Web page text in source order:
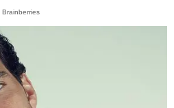
Brainberries